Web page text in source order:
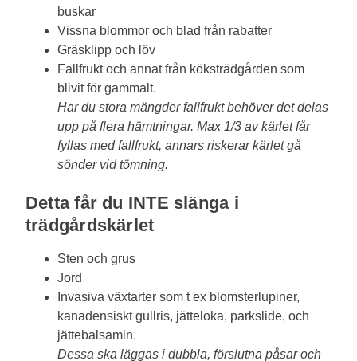
buskar
Vissna blommor och blad från rabatter
Gräsklipp och löv
Fallfrukt och annat från köksträdgården som
blivit för gammalt.
Har du stora mängder fallfrukt behöver det delas
upp på flera hämtningar. Max 1/3 av kärlet får
fyllas med fallfrukt, annars riskerar kärlet gå
sönder vid tömning.
Detta får du INTE slänga i
trädgårdskärlet
Sten och grus
Jord
Invasiva växtarter som t ex blomsterlupiner,
kanadensiskt gullris, jätteloka, parkslide, och
jättebalsamin.
Dessa ska läggas i dubbla, förslutna påsar och